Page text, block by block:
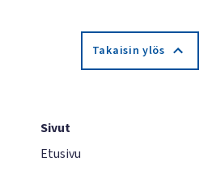
Takaisin ylös
Sivut
Etusivu